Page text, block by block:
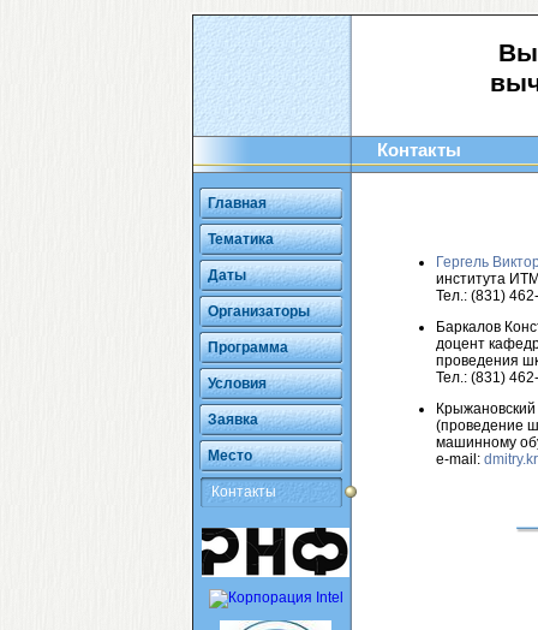
Главная
Тематика
Даты
Организаторы
Программа
Условия
Заявка
Место
Контакты
Контакты
Гергель
института
Тел.: (831)
Баркалов
доцент
проведения
Тел.: (831)
(проведение
машинному
e-mail: